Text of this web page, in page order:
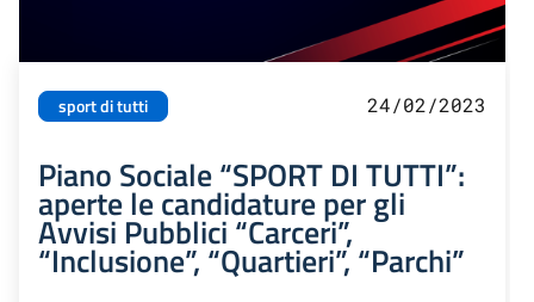
sport di tutti 24/02/2023
Piano Sociale “SPORT DI TUTTI”:
aperte le candidature per gli
Avvisi Pubblici “Carceri”,
“Inclusione”, “Quartieri”, “Parchi”